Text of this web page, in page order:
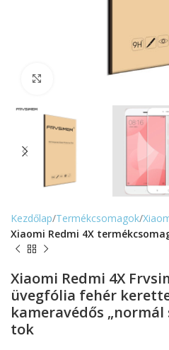
Kezdőlap Termékcsomagok
Xiaomi Redmi 4X
Xiaomi Redmi 4X
üvegfólia fehér
kameravédős „normál
tok